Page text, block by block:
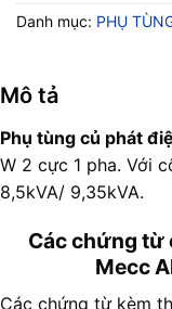
Danh mục: PHỤ
Mô tả
Phụ tùng củ phát
W 2 cực 1 pha. Với
8,5kVA/ 9,35kVA.
Các chứng từ
Mecc
Các chứng từ kèm